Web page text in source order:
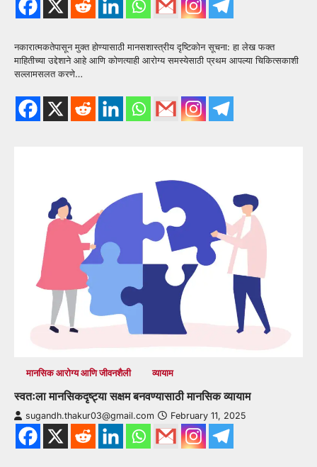
नकारात्मकतेपासून मुक्त होण्यासाठी मानसशास्त्रीय दृष्टिकोन सूचना: हा लेख फक्त
माहितीच्या उद्देशाने आहे आणि कोणत्याही आरोग्य समस्येसाठी प्रथम आपल्या चिकित्सकाशी
सल्लामसलत करणे…
मानसिक आरोग्य आणि जीवनशैली व्यायाम
स्वतःला मानसिकदृष्ट्या सक्षम बनवण्यासाठी मानसिक व्यायाम
sugandh.thakur03@gmail.com February 11, 2025